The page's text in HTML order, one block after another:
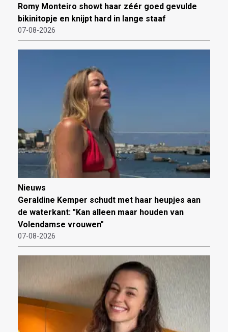
Romy Monteiro showt haar zéér goed gevulde
bikinitopje en knijpt hard in lange staaf
07-08-2026
Nieuws
Geraldine Kemper schudt met haar heupjes aan
de waterkant: "Kan alleen maar houden van
Volendamse vrouwen"
07-08-2026